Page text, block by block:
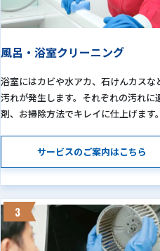
風呂・浴室クリーニング
浴室にはカビや水アカ、石けんカスな
汚れが発生します。それぞれの汚れに
剤、お掃除方法でキレイに仕上げます。
サービスのご案内はこちら
3